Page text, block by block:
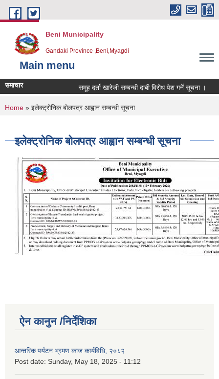
Skip to main content
Beni Municipality
Gandaki Province ,Beni,Myagdi
Main menu
समाचार समूह दर्ता खारेजी सम्बन्धी दाबी विरोध पेश गर्ने सूचना ।
You are here
Home » इलेक्ट्रोनिक बोलपत्र आह्वान सम्बन्धी सूचना
इलेक्ट्रोनिक बोलपत्र आह्वान सम्बन्धी सूचना
ऐन कानुन /निर्देशिका
आन्तरिक पर्यटन भ्रमण काज कार्यविधि, २०८२
Post date: Sunday, May 18, 2025 - 11:12